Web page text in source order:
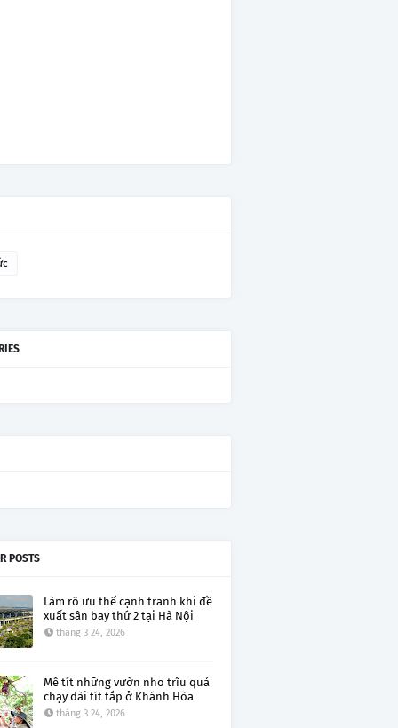
POSTS
Làm rõ ưu thế cạnh tranh khi đề
xuất sân bay thứ 2 tại Hà Nội
tháng 3 24, 2026
Mê tít những vườn nho trĩu quả
chạy dài tít tắp ở Khánh Hòa
tháng 3 24, 2026